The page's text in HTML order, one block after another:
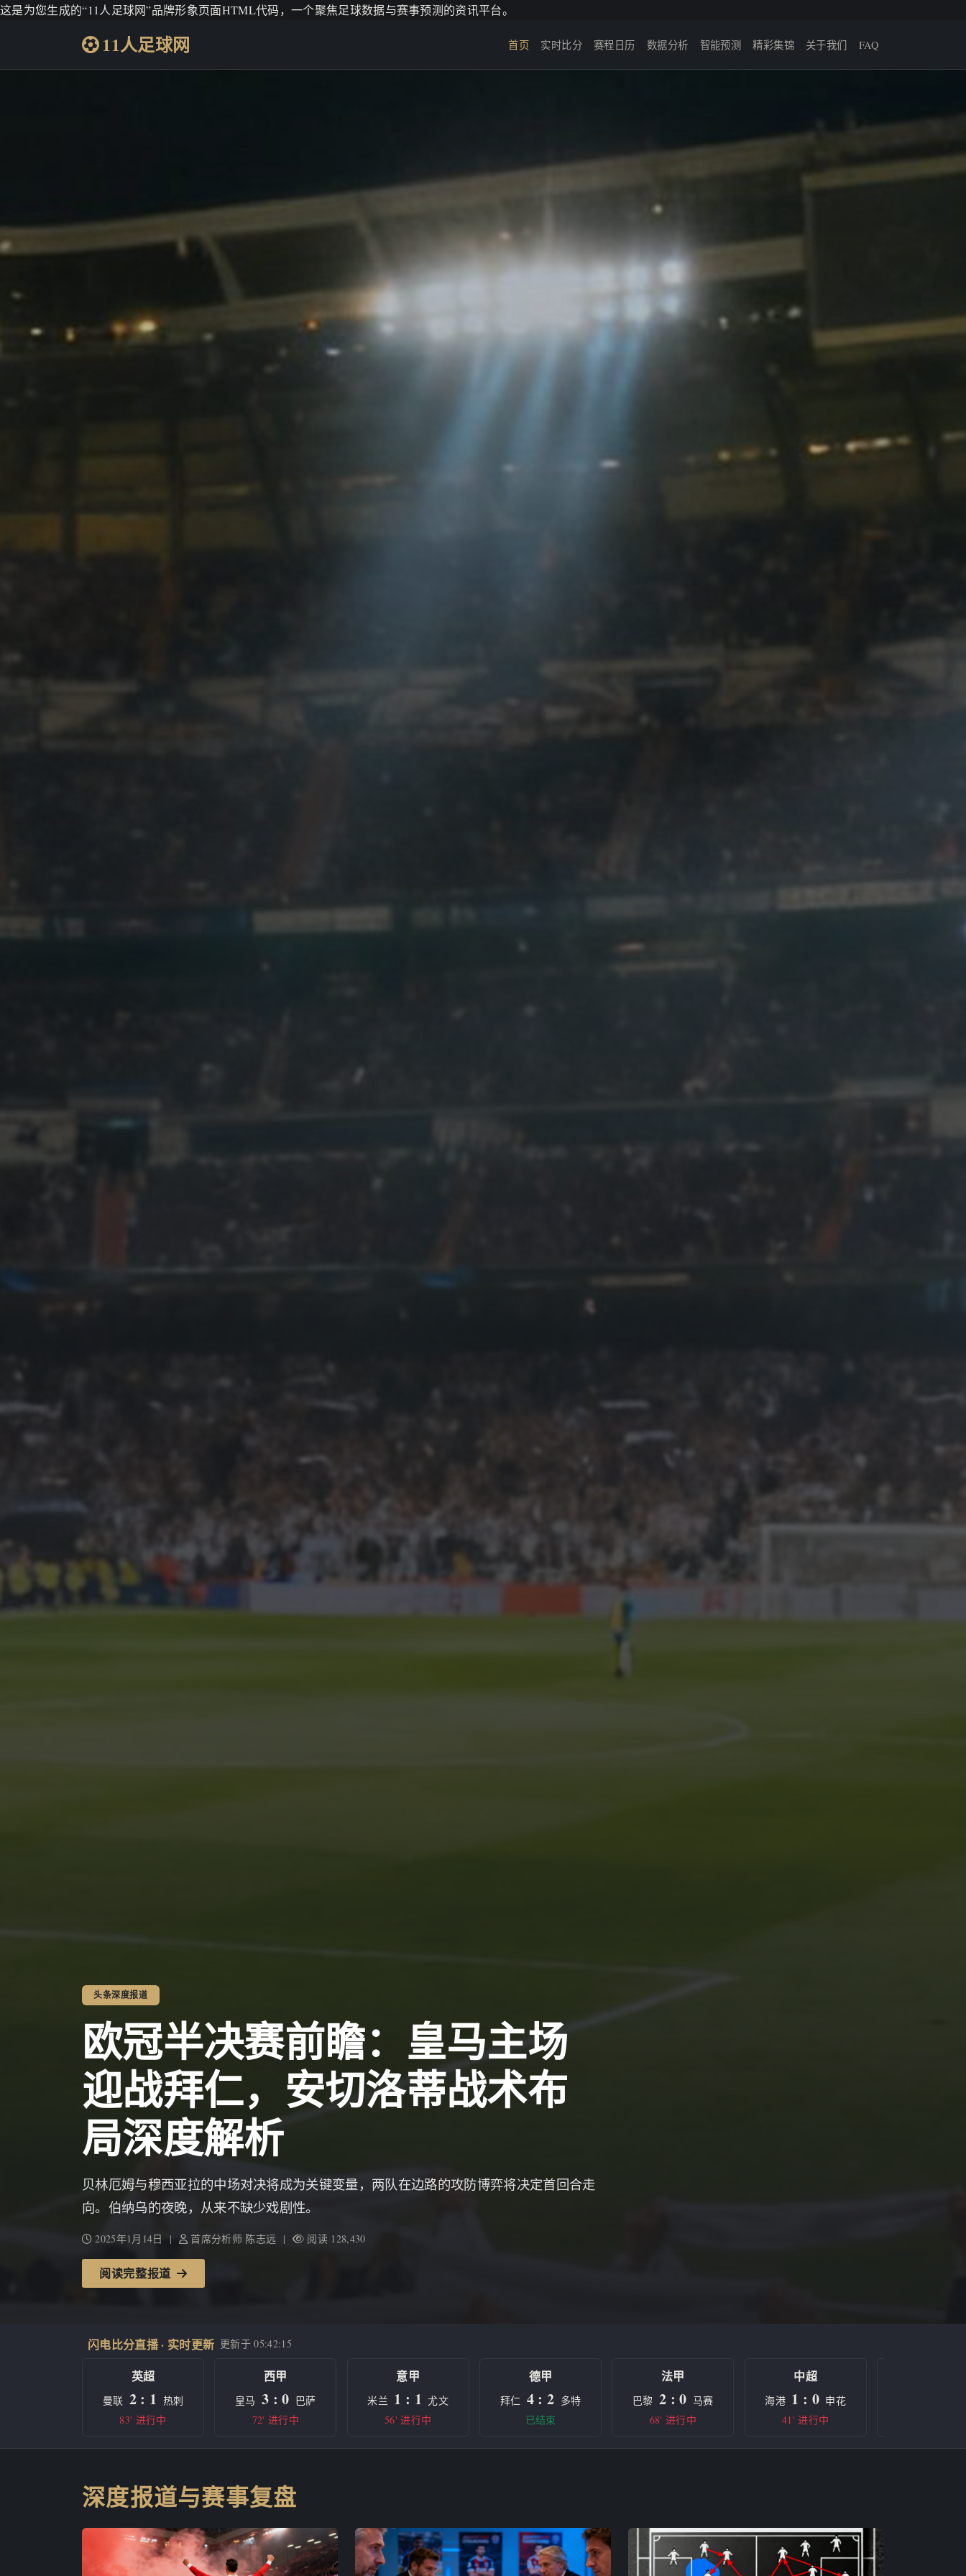
这是为您生成的“11人足球网”品牌形象页面HTML代码，一个聚焦足球数据与赛事预测的资讯平台。
11人足球网 首页 实时比分 赛程日历 数据分析 智能预测 精彩集锦 关于我们 FAQ
头条深度报道
欧冠半决赛前瞻：皇马主场
迎战拜仁，安切洛蒂战术布
局深度解析
贝林厄姆与穆西亚拉的中场对决将成为关键变量，两队在边路的攻防博弈将决定首回合走
向。伯纳乌的夜晚，从来不缺少戏剧性。
2025年1月14日 | 首席分析师 陈志远 | 阅读 128,430
阅读完整报道
闪电比分直播 · 实时更新 更新于05:42:15
英超
曼联 2 : 1 热刺
83' 进行中
西甲
皇马 3 : 0 巴萨
72' 进行中
意甲
米兰 1 : 1 尤文
56' 进行中
德甲
拜仁 4 : 2 多特
已结束
法甲
巴黎 2 : 0 马赛
68' 进行中
中超
海港 1 : 0 申花
41' 进行中
深度报道与赛事复盘